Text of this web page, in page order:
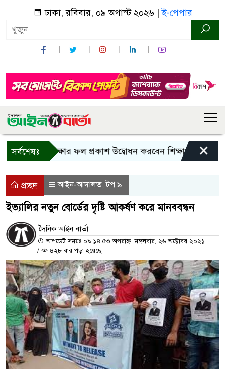
ঢাকা, রবিবার, ০৯ অগাস্ট ২০২৬ |ই-পেপার
সর্বশেষঃ
পরীক্ষার ফল প্রকাশ উদ্বোধন করবেন শিক্ষামন্ত্রী ×
প্রচ্ছদ আইন-আদালত,টপ ৯
ইভ্যালির নতুন বোর্ডের দৃষ্টি আকর্ষণ করে মানববন্ধন
দৈনিক আইন বার্তা
আপডেট সময়ঃ ০৯:১৪:৫৩ অপরাহ্ন, মঙ্গলবার, ২৬ অক্টোবর ২০২১
/
৪২৮ বার পড়া হয়েছে